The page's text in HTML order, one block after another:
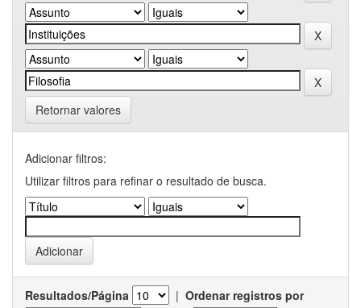
Retornar valores
Adicionar filtros:
Utilizar filtros para refinar o resultado de busca.
Resultados/Página | Ordenar registros por